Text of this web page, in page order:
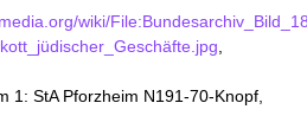
wiki/
1: StA Pforzheim N191-70-Knopf,